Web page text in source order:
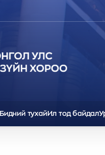
Бидний тухайИл тод байдал